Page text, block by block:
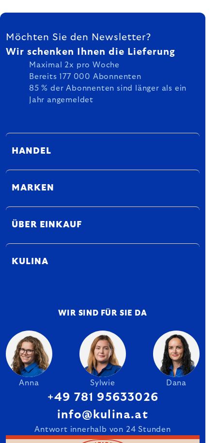
FUSSZEILE
Möchten Sie den Newsletter?
Wir schenken Ihnen die Lieferung
Maximal 2x pro Woche
Bereits 177 000 Abonnenten
85 % der Abonnenten sind länger als ein
Jahr angemeldet
HANDEL
MARKEN
ÜBER EINKAUF
KULINA
WIR SIND FÜR SIE DA
Anna Sylwie Dana
+49 781 95633026
info@kulina.at
Antwort innerhalb von 24 Stunden